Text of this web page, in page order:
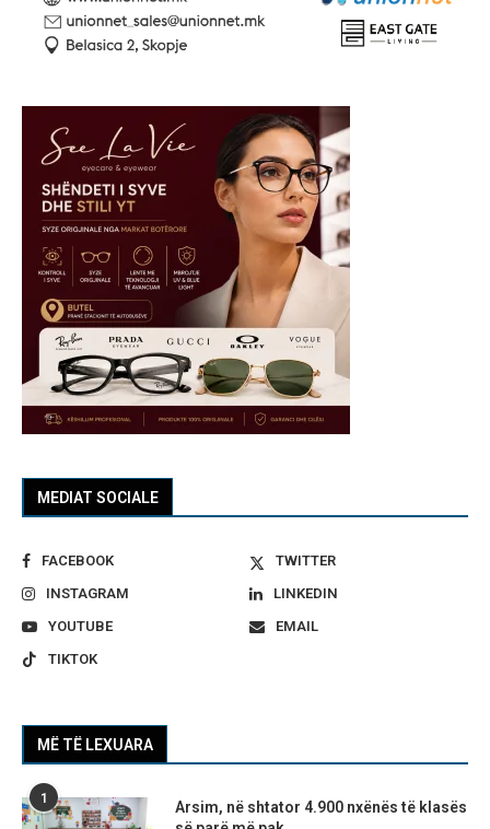
MEDIAT SOCIALE
FACEBOOK
TWITTER
INSTAGRAM
LINKEDIN
YOUTUBE
EMAIL
TIKTOK
MË TË LEXUARA
1
Arsim, në shtator 4.900 nxënës të klasës